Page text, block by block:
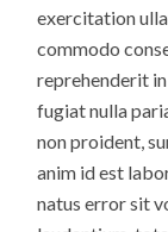
exercitation
commodo
reprehenderit
fugiat nulla
non proident,
anim id est
natus error sit